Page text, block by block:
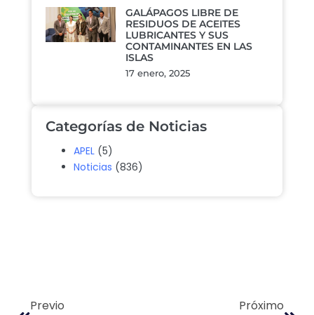
GALÁPAGOS LIBRE DE
RESIDUOS DE ACEITES
LUBRICANTES Y SUS
CONTAMINANTES EN LAS
ISLAS
17 enero, 2025
Categorías de Noticias
APEL (5)
Noticias (836)
Previo Próximo